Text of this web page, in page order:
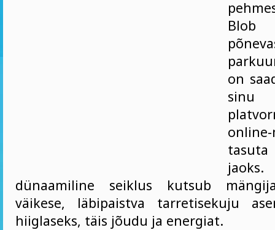
on
sinu
dünaamiline seiklus kutsub
väikese, läbipaistva tarretisekuju
hiiglaseks, täis jõudu ja energiat.